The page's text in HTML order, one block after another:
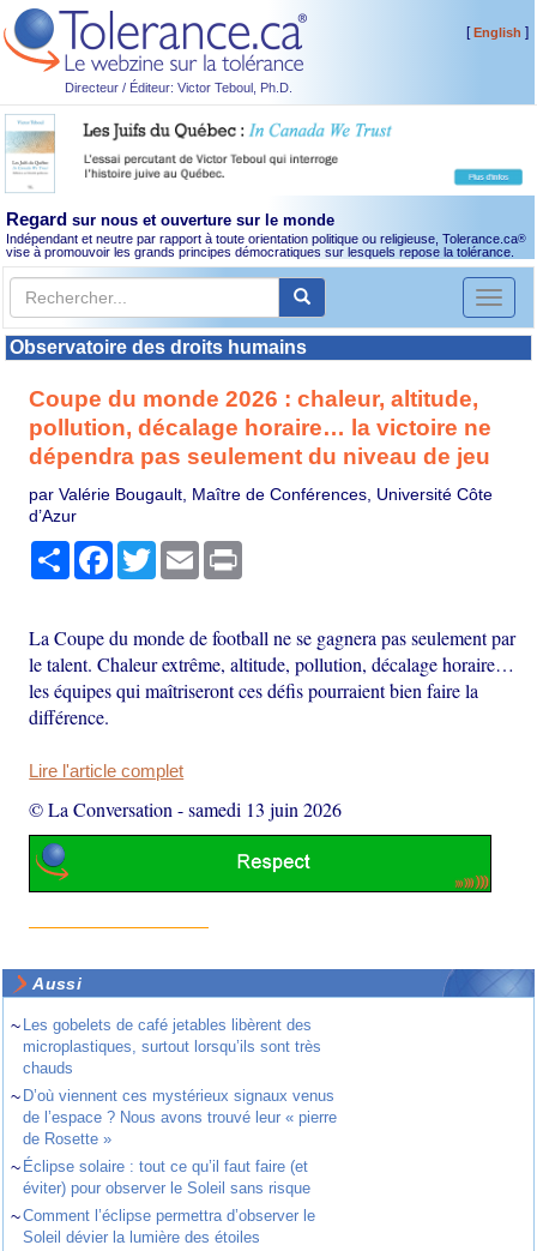
Directeur / Éditeur: Victor Teboul, Ph.D.
[English ]
Regard sur nous et ouverture sur le monde
Indépendant et neutre par rapport à toute orientation politique ou religieuse, Tolerance.ca®
vise à promouvoir les grands principes démocratiques sur lesquels repose la tolérance.
Toggle
Observatoire des droits humains
Coupe du monde 2026 : chaleur, altitude,
pollution, décalage horaire… la victoire ne
dépendra pas seulement du niveau de jeu
par Valérie Bougault, Maître de Conférences, Université Côte
d’Azur
PartagerFacebook
TwitterEmail
La Coupe du monde de football ne se gagnera pas seulement par
le talent. Chaleur extrême, altitude, pollution, décalage horaire…
les équipes qui maîtriseront ces défis pourraient bien faire la
différence.
Lire l'article complet
© La Conversation -samedi 13 juin 2026
Aussi
~ Les gobelets de café jetables libèrent des
microplastiques, surtout lorsqu’ils sont très
chauds
~ D’où viennent ces mystérieux signaux venus
de l’espace ? Nous avons trouvé leur « pierre
de Rosette »
~ Éclipse solaire : tout ce qu’il faut faire (et
éviter) pour observer le Soleil sans risque
~Comment l’éclipse permettra d’observer le
Soleil dévier la lumière des étoiles